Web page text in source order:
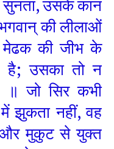
सुनता, उसके कान
की लीलाओं
मेढक की जीभ के
है; उसका तो न
॥ जो सिर कभी
झुकता नहीं, वह
और मुकुट से युक्त